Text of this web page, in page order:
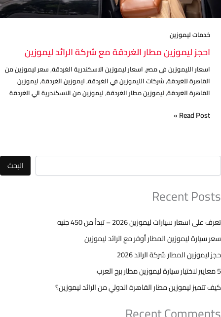
خدمات ليموزين
احجز ليموزين مطار الغردقة مع شركة الرائد ليموزين
اسعار الليموزين فى مصر,اسعار ليموزين الاسكندرية الغردقة,سعر ليموزين من
القاهرة للغردقة,شركات الليموزين في الغردقة,ليموزين الغردقة,ليموزين
القاهرة الغردقة,ليموزين مطار الغردقة,ليموزين من الاسكندرية الي الغردقة
Read Post »
البحث
Recent Posts
تعرف على اسعار سيارات ليموزين 2026 – تبدأ من 450 جنيه
سعر سيارة ليموزين المطار أوفر مع الرائد ليموزين
حجز ليموزين المطار شركة الرائد 2026
5 معايير لاختيار سيارة ليموزين مطار برج العرب
كيف تتميز ليموزين مطار القاهرة الدولي من الرائد ليموزين؟